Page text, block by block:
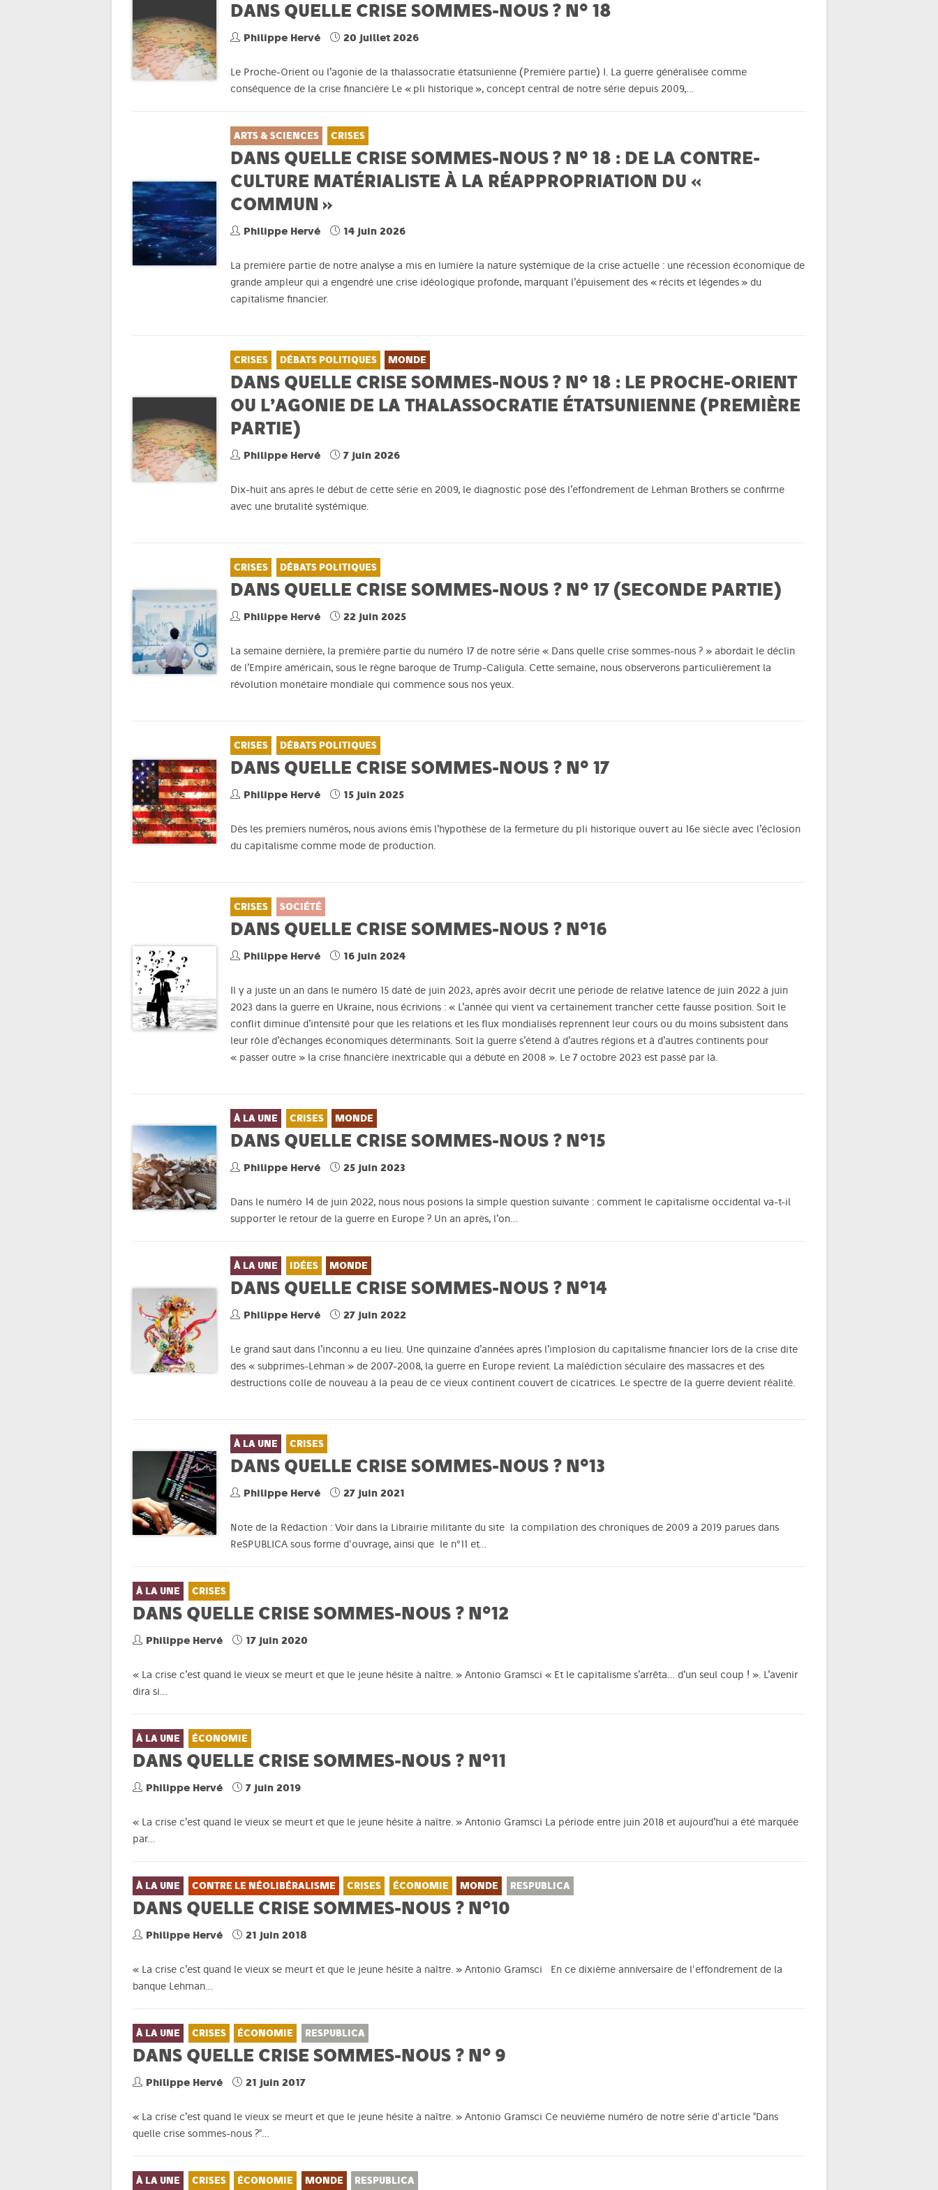
DANS QUELLE CRISE SOMMES-NOUS ? N° 18
Philippe Hervé 20 juillet 2026
Le Proche-Orient ou l’agonie de la thalassocratie étatsunienne (Première partie) I. La guerre généralisée comme
conséquence de la crise financière Le « pli historique », concept central de notre série depuis 2009,…
ARTS & SCIENCES CRISES
DANS QUELLE CRISE SOMMES-NOUS ? N° 18 : DE LA CONTRE-
CULTURE MATÉRIALISTE À LA RÉAPPROPRIATION DU «
COMMUN »
Philippe Hervé 14 juin 2026
La première partie de notre analyse a mis en lumière la nature systémique de la crise actuelle : une récession économique de
grande ampleur qui a engendré une crise idéologique profonde, marquant l’épuisement des « récits et légendes » du
capitalisme financier.
CRISES DÉBATS POLITIQUES MONDE
DANS QUELLE CRISE SOMMES-NOUS ? N° 18 : LE PROCHE-ORIENT
OU L’AGONIE DE LA THALASSOCRATIE ÉTATSUNIENNE (PREMIÈRE
PARTIE)
Philippe Hervé 7 juin 2026
Dix-huit ans après le début de cette série en 2009, le diagnostic posé dès l’effondrement de Lehman Brothers se confirme
avec une brutalité systémique.
CRISES DÉBATS POLITIQUES
DANS QUELLE CRISE SOMMES-NOUS ? N° 17 (SECONDE PARTIE)
Philippe Hervé 22 juin 2025
La semaine dernière, la première partie du numéro 17 de notre série « Dans quelle crise sommes-nous ? » abordait le déclin
de l’Empire américain, sous le règne baroque de Trump-Caligula. Cette semaine, nous observerons particulièrement la
révolution monétaire mondiale qui commence sous nos yeux.
CRISES DÉBATS POLITIQUES
DANS QUELLE CRISE SOMMES-NOUS ? N° 17
Philippe Hervé 15 juin 2025
Dès les premiers numéros, nous avions émis l’hypothèse de la fermeture du pli historique ouvert au 16e siècle avec l’éclosion
du capitalisme comme mode de production.
CRISES SOCIÉTÉ
DANS QUELLE CRISE SOMMES-NOUS ? N°16
Philippe Hervé 16 juin 2024
Il y a juste un an dans le numéro 15 daté de juin 2023, après avoir décrit une période de relative latence de juin 2022 à juin
2023 dans la guerre en Ukraine, nous écrivions : « L’année qui vient va certainement trancher cette fausse position. Soit le
conflit diminue d’intensité pour que les relations et les flux mondialisés reprennent leur cours ou du moins subsistent dans
leur rôle d’échanges économiques déterminants. Soit la guerre s’étend à d’autres régions et à d’autres continents pour
« passer outre » la crise financière inextricable qui a débuté en 2008 ». Le 7 octobre 2023 est passé par là.
À LA UNE CRISES MONDE
DANS QUELLE CRISE SOMMES-NOUS ? N°15
Philippe Hervé 25 juin 2023
Dans le numéro 14 de juin 2022, nous nous posions la simple question suivante : comment le capitalisme occidental va-t-il
supporter le retour de la guerre en Europe ? Un an après, l’on…
À LA UNE IDÉES MONDE
DANS QUELLE CRISE SOMMES-NOUS ? N°14
Philippe Hervé 27 juin 2022
Le grand saut dans l’inconnu a eu lieu. Une quinzaine d’années après l’implosion du capitalisme financier lors de la crise dite
des « subprimes-Lehman » de 2007-2008, la guerre en Europe revient. La malédiction séculaire des massacres et des
destructions colle de nouveau à la peau de ce vieux continent couvert de cicatrices. Le spectre de la guerre devient réalité.
À LA UNE CRISES
DANS QUELLE CRISE SOMMES-NOUS ? N°13
Philippe Hervé 27 juin 2021
Note de la Rédaction : Voir dans la Librairie militante du site la compilation des chroniques de 2009 à 2019 parues dans
ReSPUBLICA sous forme d'ouvrage, ainsi que le n°11 et…
À LA UNE CRISES
DANS QUELLE CRISE SOMMES-NOUS ? N°12
Philippe Hervé 17 juin 2020
« La crise c’est quand le vieux se meurt et que le jeune hésite à naître. » Antonio Gramsci « Et le capitalisme s’arrêta… d’un seul coup ! ». L’avenir
dira si…
À LA UNE ÉCONOMIE
DANS QUELLE CRISE SOMMES-NOUS ? N°11
Philippe Hervé 7 juin 2019
« La crise c’est quand le vieux se meurt et que le jeune hésite à naître. » Antonio Gramsci La période entre juin 2018 et aujourd’hui a été marquée
par…
À LA UNE CONTRE LE NÉOLIBÉRALISME CRISES ÉCONOMIE MONDE RESPUBLICA
DANS QUELLE CRISE SOMMES-NOUS ? N°10
Philippe Hervé 21 juin 2018
« La crise c’est quand le vieux se meurt et que le jeune hésite à naître. » Antonio Gramsci En ce dixième anniversaire de l'effondrement de la
banque Lehman…
À LA UNE CRISES ÉCONOMIE RESPUBLICA
DANS QUELLE CRISE SOMMES-NOUS ? N° 9
Philippe Hervé 21 juin 2017
« La crise c’est quand le vieux se meurt et que le jeune hésite à naître. » Antonio Gramsci Ce neuvième numéro de notre série d'article "Dans
quelle crise sommes-nous ?"…
À LA UNE CRISES ÉCONOMIE MONDE RESPUBLICA